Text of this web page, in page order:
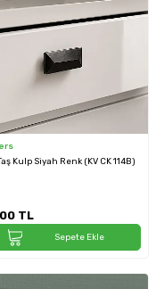
Kulp Siyah Renk (KV CK 114B)
TL
Sepete Ekle